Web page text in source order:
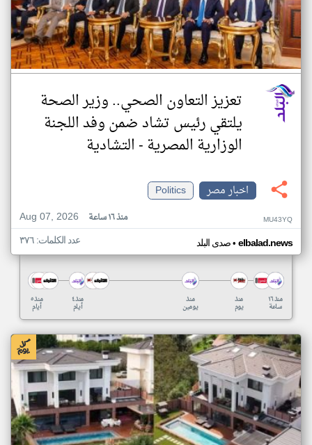
تعزيز التعاون الصحي.. وزير الصحة
يلتقي رئيس تشاد ضمن وفد اللجنة
الوزارية المصرية - التشادية
اخبار مصر
Politics
Aug 07, 2026
منذ ١٦ ساعة MU43YQ
صدى البلد• elbalad.news عدد الكلمات: ٣٧٦
منذ ٥
أيام
منذ ٤
أيام
منذ
يومين
منذ
يوم
منذ ١٦
ساعة